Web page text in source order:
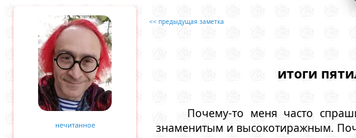
нечитанное
<< предыдущая заметка
итоги
Почему-то меня часто
знаменитым и высокотиражным.